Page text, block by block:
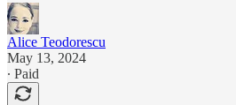
Alice Teodorescu
May 13, 2024
∙ Paid